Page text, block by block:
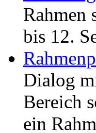
Rahmen
bis 12.
Dialog
Bereich
ein